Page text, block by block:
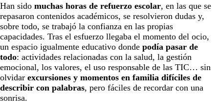
Han sido muchas horas de refuerzo escolar, en las que se
repasaron contenidos académicos, se resolvieron dudas y,
sobre todo, se trabajó la confianza en las propias
capacidades. Tras el esfuerzo llegaba el momento del ocio,
un espacio igualmente educativo donde podía pasar de
todo: actividades relacionadas con la salud, la gestión
emocional, los valores, el uso responsable de las TIC… sin
olvidar excursiones y momentos en familia difíciles de
describir con palabras, pero fáciles de recordar con una
sonrisa.